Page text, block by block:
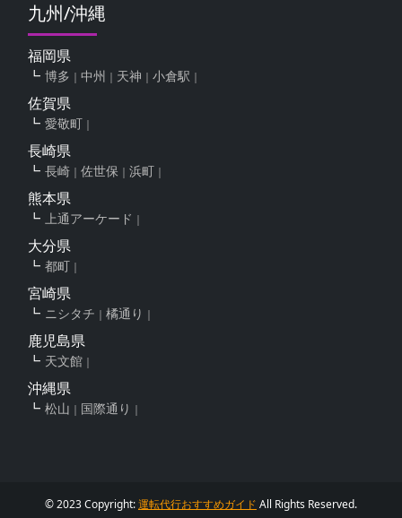
九州/沖縄
福岡県
博多 中州 天神 小倉駅
佐賀県
愛敬町
長崎県
長崎 佐世保 浜町
熊本県
上通アーケード
大分県
都町
宮崎県
ニシタチ 橘通り
鹿児島県
天文館
沖縄県
松山 国際通り
© 2023 Copyright:運転代行おすすめガイド All Rights Reserved.